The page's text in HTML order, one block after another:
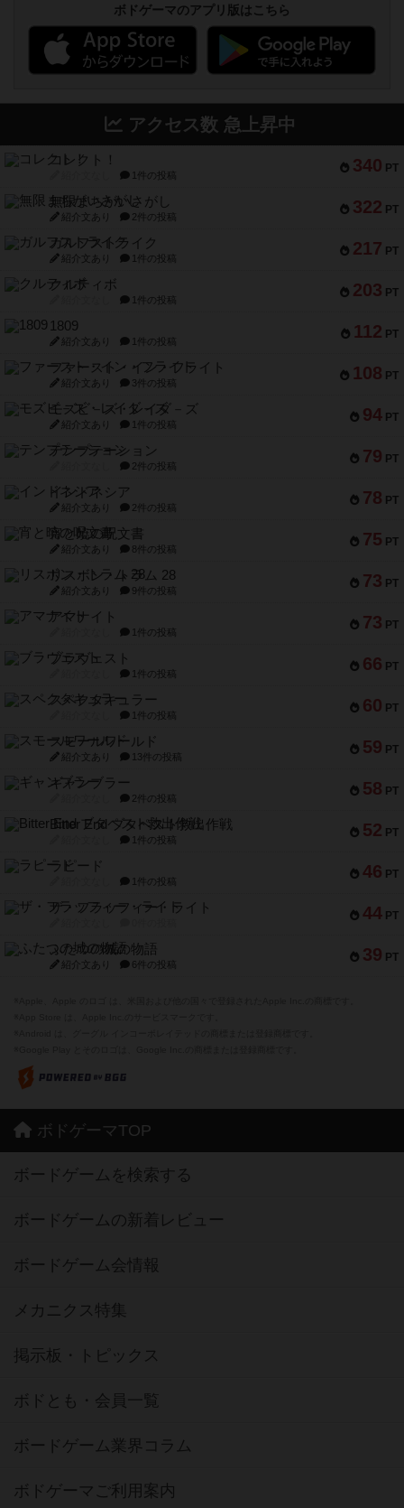
ボドゲーマのアプリ版はこちら
アクセス数 急上昇中
340 PT
コレクト！
1件の投稿
322 PT
無限まちがいさがし
紹介文あり 2件の投稿
217 PT
ガルフストライク
紹介文あり 1件の投稿
203 PT
クルティボ
1件の投稿
112 PT
1809
紹介文あり 1件の投稿
108 PT
ファースト・イン・フライト
紹介文あり 3件の投稿
94 PT
モズビ－ズ・レイダ－ズ
紹介文あり 1件の投稿
79 PT
テンプテーション
2件の投稿
78 PT
インドネシア
紹介文あり 2件の投稿
75 PT
宵と暁の呪文書
紹介文あり 8件の投稿
73 PT
リスボン・トラム 28
紹介文あり 9件の投稿
73 PT
アマナイト
1件の投稿
66 PT
ブラヴェスト
1件の投稿
60 PT
スペクタキュラー
1件の投稿
59 PT
スモールワールド
紹介文あり 13件の投稿
58 PT
ギャンブラー
2件の投稿
52 PT
Bitter End ブタペスト救出作戦
1件の投稿
46 PT
ラピード
1件の投稿
44 PT
ザ・フラッフィー・ライト
39 PT
ふたつの城の物語
紹介文あり 6件の投稿
ボドゲーマTOP
ボードゲームを検索する
ボードゲームの新着レビュー
ボードゲーム会情報
メカニクス特集
掲示板・トピックス
ボドとも・会員一覧
ボードゲーム業界コラム
ボドゲーマご利用案内